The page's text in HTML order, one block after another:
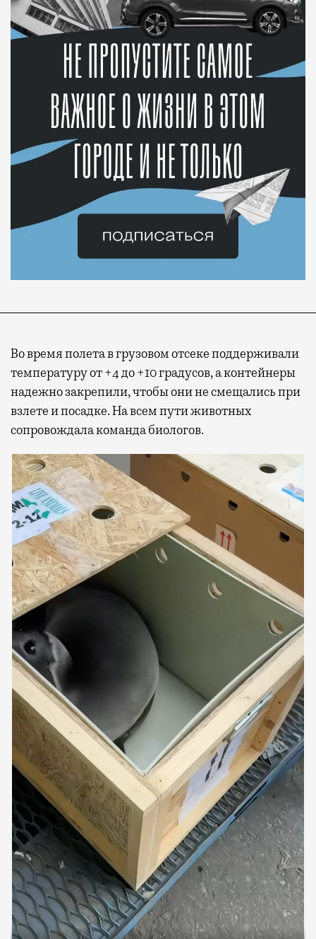
Во время полета в грузовом отсеке поддерживали
температуру от +4 до +10 градусов, а контейнеры
надежно закрепили, чтобы они не смещались при
взлете и посадке. На всем пути животных
сопровождала команда биологов.